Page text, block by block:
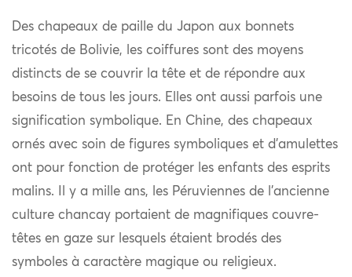
Des chapeaux de paille du Japon aux bonnets
tricotés de Bolivie, les coiffures sont des moyens
distincts de se couvrir la tête et de répondre aux
besoins de tous les jours. Elles ont aussi parfois une
signification symbolique. En Chine, des chapeaux
ornés avec soin de figures symboliques et d’amulettes
ont pour fonction de protéger les enfants des esprits
malins. Il y a mille ans, les Péruviennes de l’ancienne
culture chancay portaient de magnifiques couvre-
têtes en gaze sur lesquels étaient brodés des
symboles à caractère magique ou religieux.